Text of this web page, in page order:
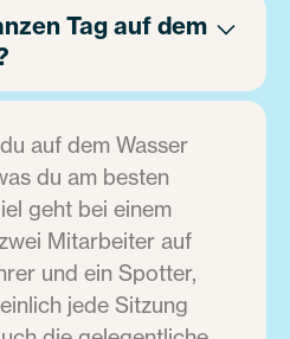
Tag auf dem
auf dem Wasser
du am besten
geht bei einem
Mitarbeiter auf
und ein Spotter,
jede Sitzung